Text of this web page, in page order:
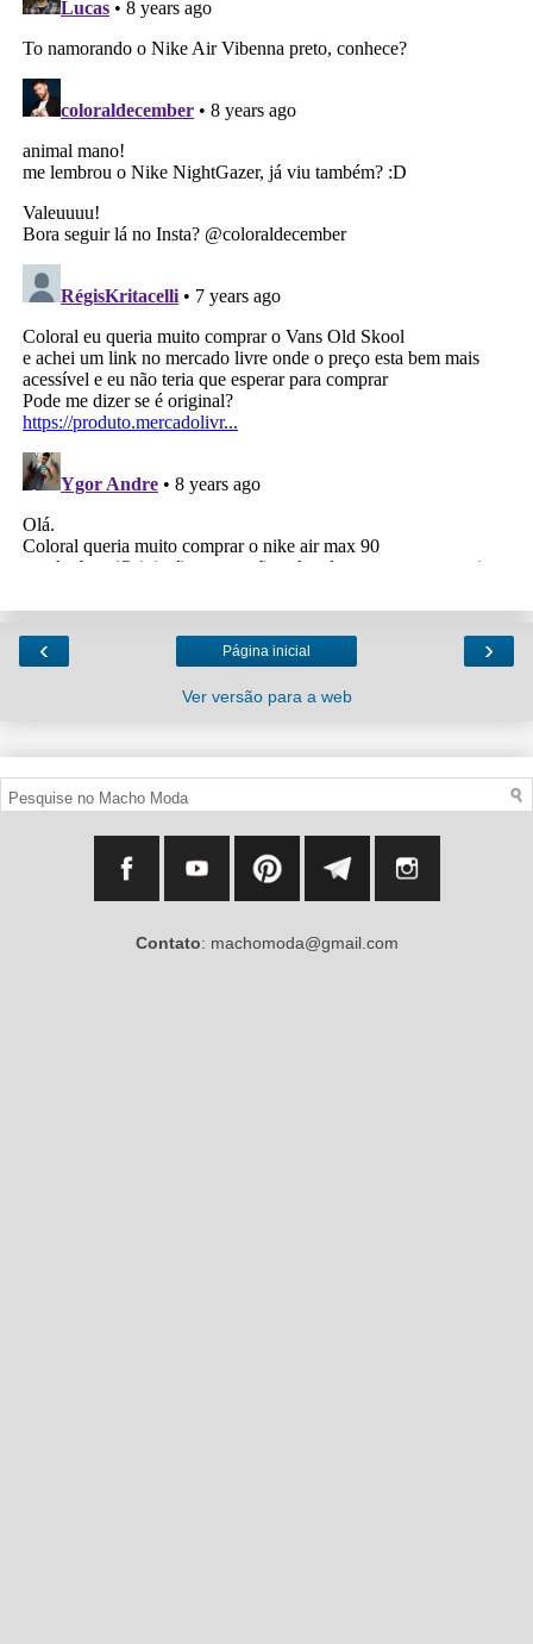
‹ ›
Página inicial
Ver versão para a web
Contato: machomoda@gmail.com